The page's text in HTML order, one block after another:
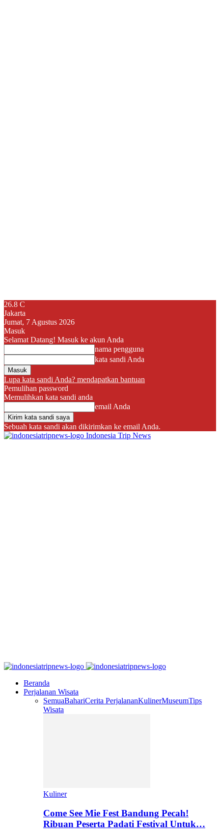
26.8 C
Jakarta
Jumat, 7 Agustus 2026
Masuk
Selamat Datang! Masuk ke akun Anda
nama pengguna
kata sandi Anda
Lupa kata sandi Anda? mendapatkan bantuan
Pemulihan password
Memulihkan kata sandi anda
email Anda
Sebuah kata sandi akan dikirimkan ke email Anda.
Indonesia Trip News
Beranda
Perjalanan Wisata
SemuaBahariCerita PerjalananKulinerMuseumTips
Wisata
Kuliner
Come See Mie Fest Bandung Pecah!
Ribuan Peserta Padati Festival Untuk…